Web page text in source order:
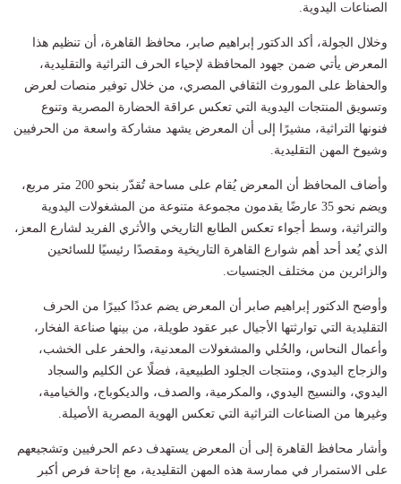
الصناعات اليدوية.
وخلال الجولة، أكد الدكتور إبراهيم صابر، محافظ القاهرة، أن تنظيم هذا
المعرض يأتي ضمن جهود المحافظة لإحياء الحرف التراثية والتقليدية،
والحفاظ على الموروث الثقافي المصري، من خلال توفير منصات لعرض
وتسويق المنتجات اليدوية التي تعكس عراقة الحضارة المصرية وتنوع
فنونها التراثية، مشيرًا إلى أن المعرض يشهد مشاركة واسعة من الحرفيين
وشيوخ المهن التقليدية.
وأضاف المحافظ أن المعرض يُقام على مساحة تُقدّر بنحو 200 متر مربع،
ويضم نحو 35 عارضًا يقدمون مجموعة متنوعة من المشغولات اليدوية
والتراثية، وسط أجواء تعكس الطابع التاريخي والأثري الفريد لشارع المعز،
الذي يُعد أحد أهم شوارع القاهرة التاريخية ومقصدًا رئيسيًا للسائحين
والزائرين من مختلف الجنسيات.
وأوضح الدكتور إبراهيم صابر أن المعرض يضم عددًا كبيرًا من الحرف
التقليدية التي توارثتها الأجيال عبر عقود طويلة، من بينها صناعة الفخار،
وأعمال النحاس، والحُلي والمشغولات المعدنية، والحفر على الخشب،
والزجاج اليدوي، ومنتجات الجلود الطبيعية، فضلًا عن الكليم والسجاد
اليدوي، والنسيج اليدوي، والمكرمية، والصدف، والديكوباج، والخيامية،
وغيرها من الصناعات التراثية التي تعكس الهوية المصرية الأصيلة.
وأشار محافظ القاهرة إلى أن المعرض يستهدف دعم الحرفيين وتشجيعهم
على الاستمرار في ممارسة هذه المهن التقليدية، مع إتاحة فرص أكبر